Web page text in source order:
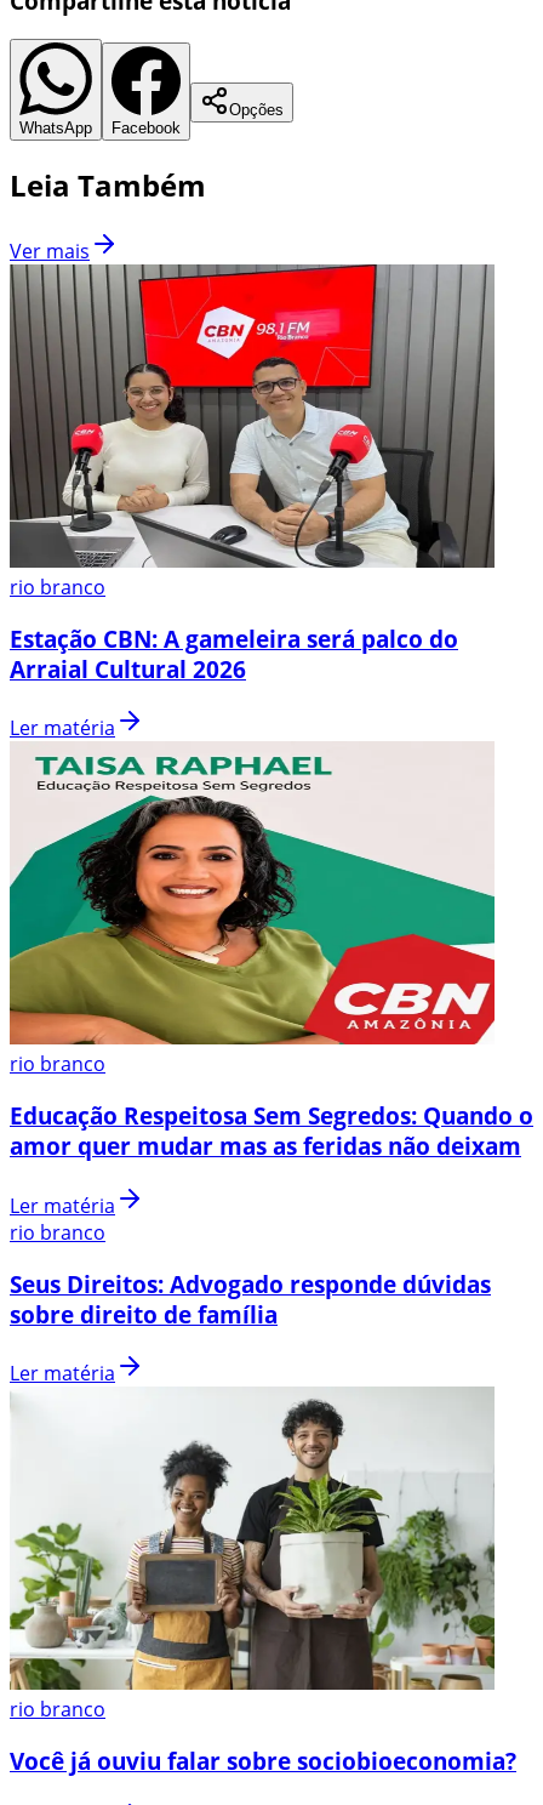
WhatsApp Facebook
Opções
Leia Também
Ver mais
rio branco
Estação CBN: A gameleira será palco do
Arraial Cultural 2026
Ler matéria
rio branco
Educação Respeitosa Sem Segredos: Quando o
amor quer mudar mas as feridas não deixam
Ler matéria
rio branco
Seus Direitos: Advogado responde dúvidas
sobre direito de família
Ler matéria
rio branco
Você já ouviu falar sobre sociobioeconomia?